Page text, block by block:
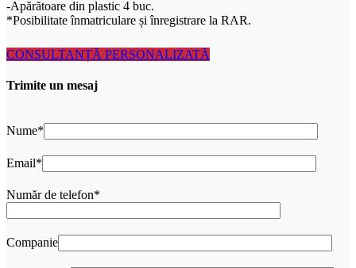
-Apărătoare din plastic 4 buc.
*Posibilitate înmatriculare și înregistrare la RAR.
CONSULTANȚĂ PERSONALIZATĂ
Trimite un mesaj
Nume*
Email*
Număr de telefon*
Companie